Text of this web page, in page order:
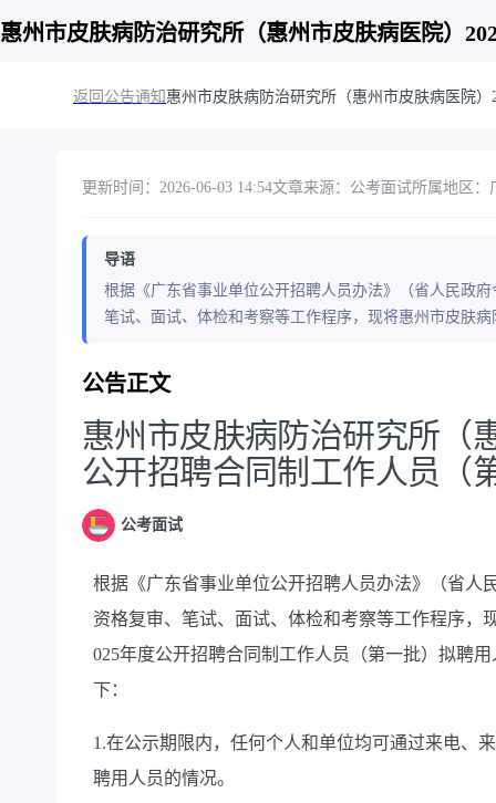
惠州市皮肤病防治研究所（惠州市皮肤病医院）
返回公告通知 惠州市皮肤病防治研究所（惠州市皮肤病医院
更新时间：2026-06-03 14:54文章来源：公考面试所属地区：
导语
根据《广东省事业单位公开招聘人员办法》（省人民政
笔试、面试、体检和考察等工作程序，现将惠州市皮肤
公告正文
惠州市皮肤病防治研究所（
公开招聘合同制工作人员（
公考面试
根据《广东省事业单位公开招聘人员办法》（省人
资格复审、 笔试、面试、 体检和考察等工作程序，
025年度公开招聘合同制工作人员
（第一批） 拟聘用
下：
1.在公示期限内，任何个人和单位均可通过来电、
聘用人员的情况。